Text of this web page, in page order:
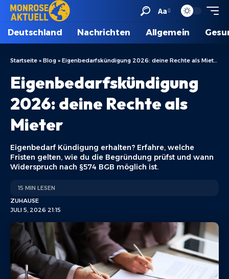
Aa
Deutschland Nachrichten Allgemein
Startseite » Blog » Eigenbedarfskündigung 2026: deine Rechte als Mieter
Eigenbedarfskündigung
2026: deine Rechte als
Mieter
Eigenbedarf Kündigung erhalten? Erfahre, welche
Fristen gelten, wie du die Begründung prüfst und wann
Widerspruch nach §574 BGB möglich ist.
JULI 5, 2026 21:15
ZUHAUSE
15 MIN LESEN